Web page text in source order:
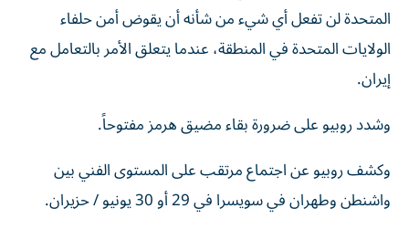
المتحدة لن تفعل أي ​شيء من شأنه ‌أن يقوض ⁠أمن حلفاء
الولايات ​المتحدة ‌في المنطقة، عندما يتعلق ‌الأمر ⁠بالتعامل ‌مع
⁠إيران.
وشدد روبيو على ضرورة بقاء مضيق هرمز مفتوحاً.
وكشف روبيو عن اجتماع مرتقب على المستوى الفني بين
واشنطن وطهران في سويسرا في 29 أو 30 يونيو / حزيران.